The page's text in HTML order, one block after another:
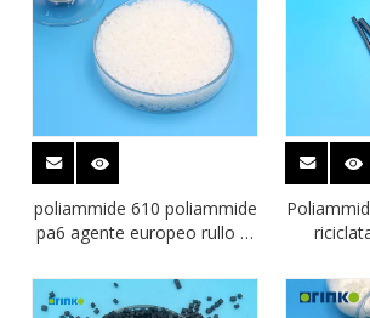
poliammide 610 poliammide
pa6 agente europeo rullo di
assorbimento d'acqua
inferiore